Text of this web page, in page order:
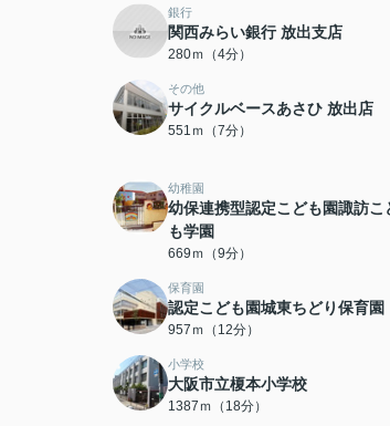
銀行
関西みらい銀行 放出支店
280ｍ（4分）
その他
サイクルベースあさひ 放出店
551ｍ（7分）
幼稚園
幼保連携型認定こども園諏訪こ
も学園
669ｍ（9分）
保育園
認定こども園城東ちどり保育園
957ｍ（12分）
小学校
大阪市立榎本小学校
1387ｍ（18分）